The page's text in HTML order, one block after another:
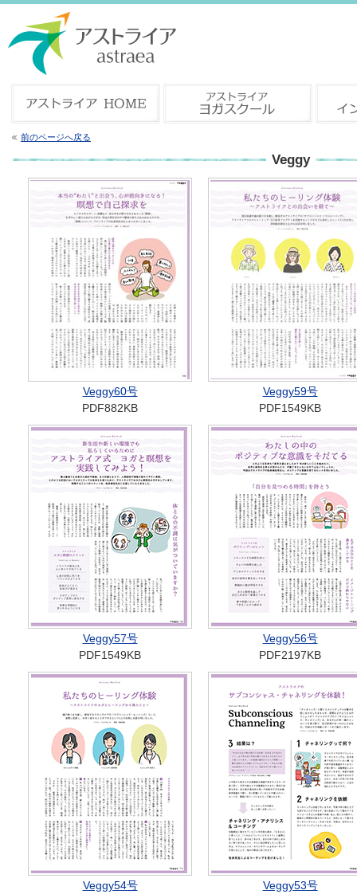
前のページへ戻る
Veggy
Veggy60号
PDF882KB
Veggy59号
PDF1549KB
Veggy57号
PDF1549KB
Veggy56号
PDF2197KB
Veggy54号
Veggy53号